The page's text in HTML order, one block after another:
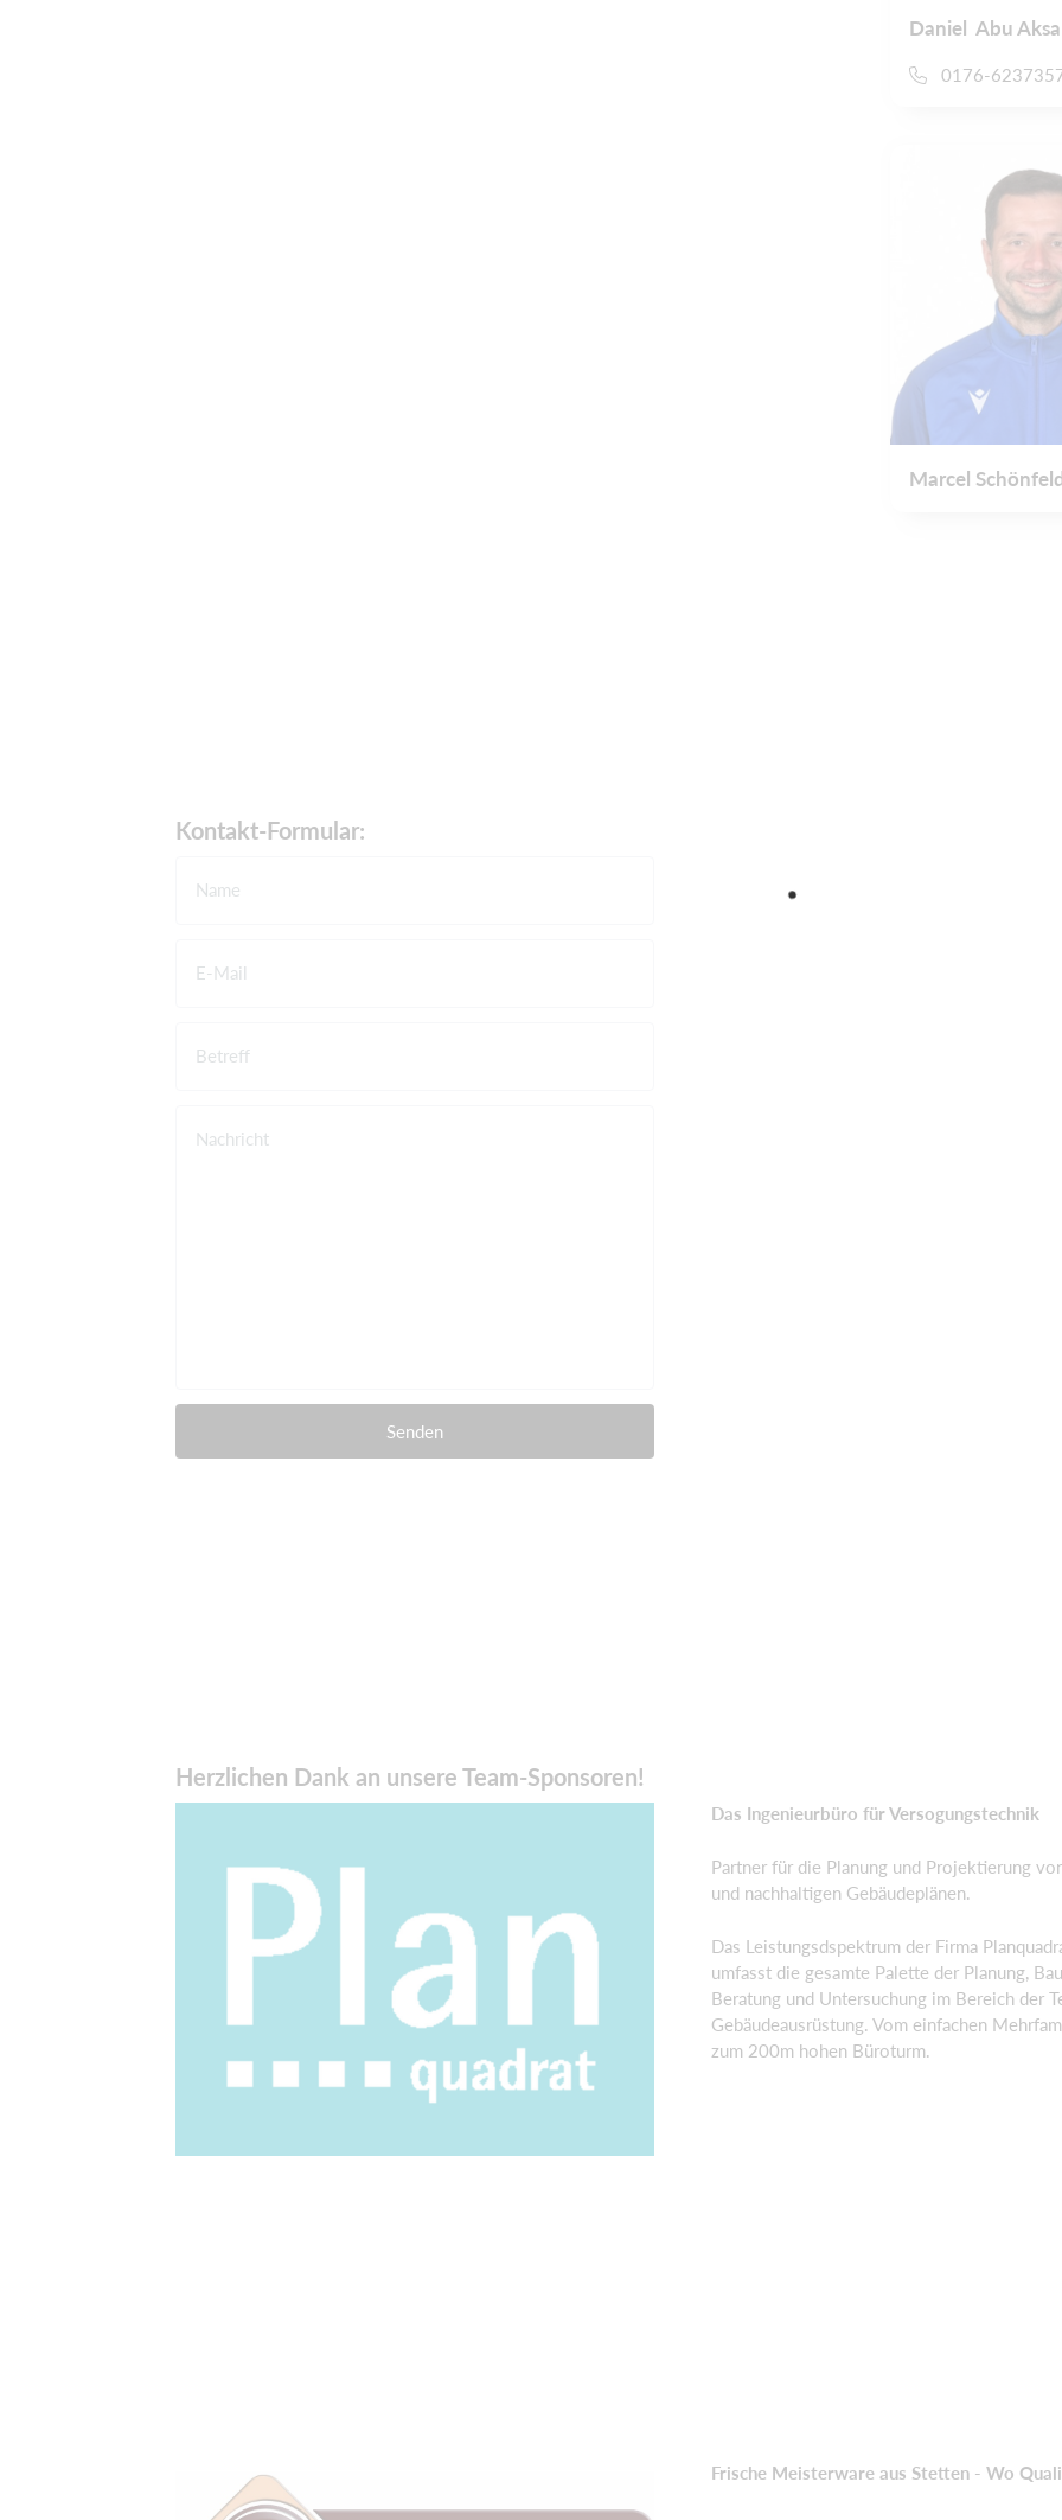
Daniel Abu Aksa
0176-
Marcel
Kontakt-Formular:
Name
E-Mail
Betreff
Nachricht
Senden
Herzlichen Dank an unsere Team-Sponsoren!
Das Ingenieurbüro für Versogungstechnik
Partner für die Planung und Projektierung
und nachhaltigen Gebäudeplänen.
Das Leistungsdspektrum der Firma
umfasst die gesamte Palette der Planung,
Beratung und Untersuchung im Bereich der
Gebäudeausrüstung. Vom einfachen
zum 200m hohen Büroturm.
Frische Meisterware aus Stetten - Wo